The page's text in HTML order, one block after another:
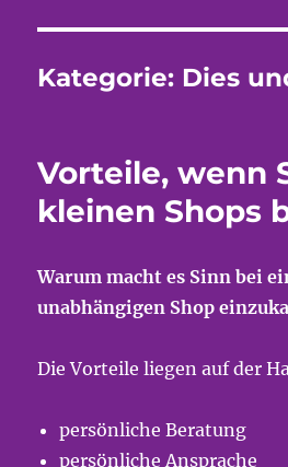
Kategorie: Dies
Vorteile, wenn
kleinen Shops
Warum macht es Sinn bei
unabhängigen Shop
Die Vorteile liegen auf der
persönliche Beratung
persönliche Ansprache